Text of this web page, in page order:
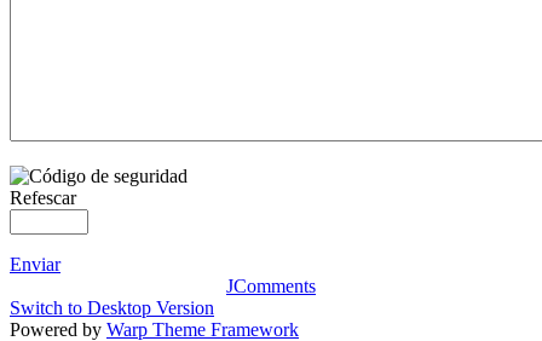
Refescar
Enviar
JComments
Switch to Desktop Version
Powered by Warp Theme Framework